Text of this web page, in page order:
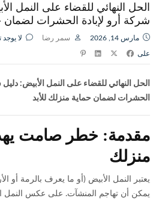
الحل النهائي للقضاء على النمل
شركة أرو لإبادة الحشرات لضمان
مارس 14, 2026 سمر رضا لا يوجد
على
الحل النهائي للقضاء على النمل الأبيض:
الحشرات لضمان حماية منزلك للأبد
مقدمة: خطر صامت
منزلك
يعتبر النمل الأبيض (أو ما يعرف بالرمة أو
يمكن أن تهاجم المنشآت. على عكس النمل